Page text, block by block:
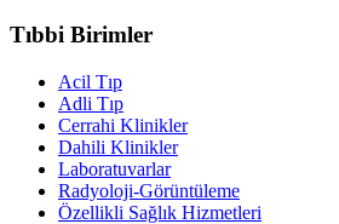
Tıbbi Birimler
Acil Tıp
Adli Tıp
Cerrahi Klinikler
Dahili Klinikler
Laboratuvarlar
Radyoloji-Görüntüleme
Özellikli Sağlık Hizmetleri